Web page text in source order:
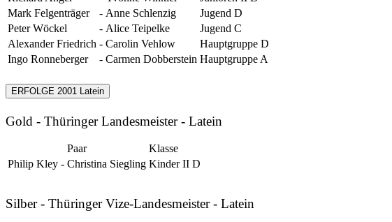
Mark Felgenträger
- Anne Schlenzig
Jugend D
Peter Wöckel
- Alice Teipelke
Jugend C
Alexander Friedrich - Carolin Vehlow
Hauptgruppe D
Ingo Ronneberger
- Carmen Dobberstein Hauptgruppe A
ERFOLGE 2001 Latein
Gold - Thüringer Landesmeister - Latein
Paar
Klasse
Philip Kley - Christina Siegling Kinder II D
Silber - Thüringer Vize-Landesmeister - Latein